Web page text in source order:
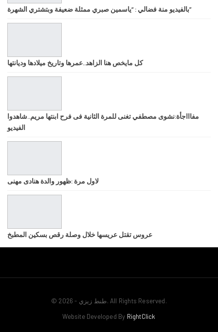
بالفيديو منة فضالي : “ياسمين صبري ممثلة ضعيفة وبتشتري الشهرة”
كل مايخص هنا الزاهد..عمرها وتاريخ ميلادها وديانتها
مفاااجأة:نشوى مصطفي تغنى للمرة الثانية فى فرح ابنتها مريم..شاهدوا
الفيديو
لاول مرة :ظهور والدة هنادى مهنى
عروس تقتل عريسها خلال وصلة رقص بسكين المطبخ
© 2026 - طنط زيزي. All Rights Reserved.
Website Developed By RightClick